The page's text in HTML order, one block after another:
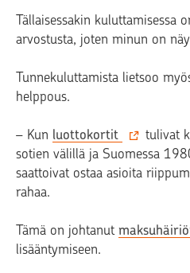
Tällaisessakin kuluttamisessa
arvostusta, joten minun on
Tunnekuluttamista lietsoo
helppous.
– Kun luottokortit
tulivat
sotien välillä ja Suomessa
saattoivat ostaa asioita
rahaa.
Tämä on johtanut
lisääntymiseen.